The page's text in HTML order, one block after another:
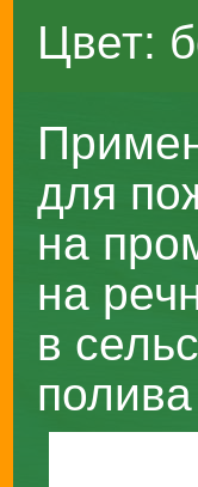
Цвет:
для
на
на
в